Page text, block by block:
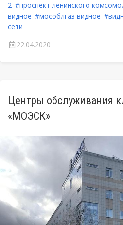
2 #проспект ленинского
видное #мособлгаз видное
сети
22.04.2020
Центры обслуживания
«МОЭСК»